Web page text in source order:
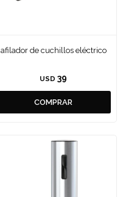
afilador de cuchillos eléctrico
USD 39